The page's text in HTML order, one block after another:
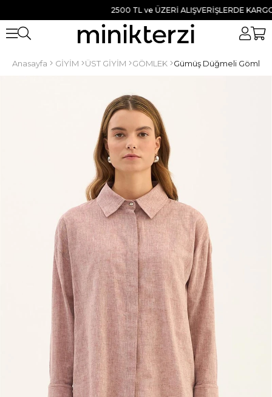
2500 TL ve ÜZERİ ALIŞVERİŞLERDE KARGO
Anasayfa GİYİM ÜST GİYİM GÖMLEK Gümüş Düğmeli Gömlek